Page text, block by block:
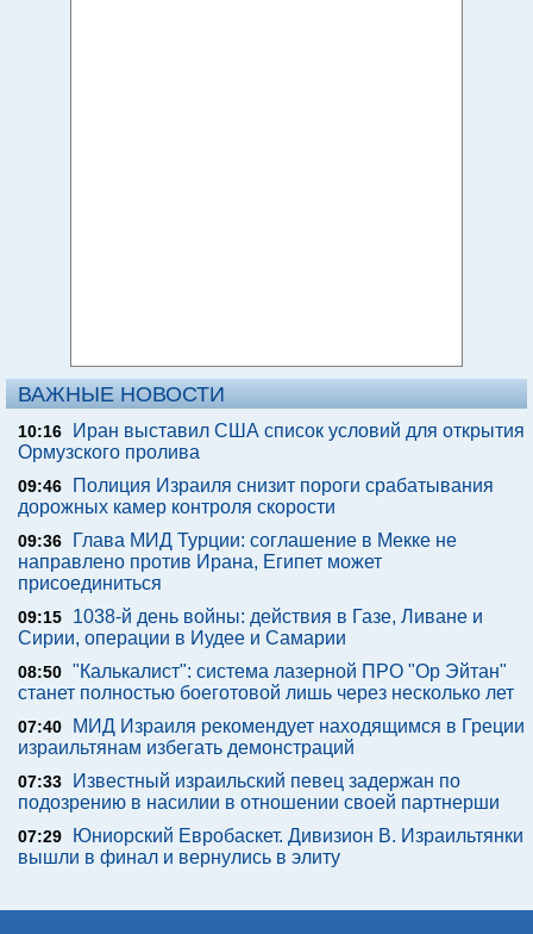
ВАЖНЫЕ НОВОСТИ
10:16
Иран выставил США список условий для открытия
Ормузского пролива
09:46
Полиция Израиля снизит пороги срабатывания
дорожных камер контроля скорости
09:36
Глава МИД Турции: соглашение в Мекке не
направлено против Ирана, Египет может
присоединиться
09:15
1038-й день войны: действия в Газе, Ливане и
Сирии, операции в Иудее и Самарии
08:50 "Калькалист": система лазерной ПРО "Ор Эйтан"
станет полностью боеготовой лишь через несколько лет
07:40
МИД Израиля рекомендует находящимся в Греции
израильтянам избегать демонстраций
07:33
Известный израильский певец задержан по
подозрению в насилии в отношении своей партнерши
07:29
Юниорский Евробаскет. Дивизион В. Израильтянки
вышли в финал и вернулись в элиту